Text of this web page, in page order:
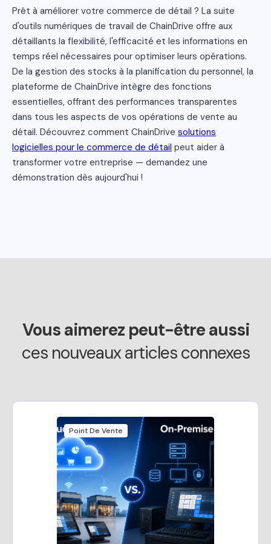
Prêt à améliorer votre commerce de détail ? La suite
d'outils numériques de travail de ChainDrive offre aux
détaillants la flexibilité, l'efficacité et les informations en
temps réel nécessaires pour optimiser leurs opérations.
De la gestion des stocks à la planification du personnel, la
plateforme de ChainDrive intègre des fonctions
essentielles, offrant des performances transparentes
dans tous les aspects de vos opérations de vente au
détail. Découvrez comment ChainDrive solutions
logicielles pour le commerce de détail peut aider à
transformer votre entreprise — demandez une
démonstration dès aujourd'hui !
Vous aimerez peut-être aussi
ces nouveaux articles connexes
Point De Vente